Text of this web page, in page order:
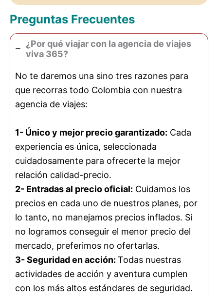
Preguntas Frecuentes
¿Por qué viajar con la agencia de viajes
viva 365?
No te daremos una sino tres razones para
que recorras todo Colombia con nuestra
agencia de viajes:
1- Único y mejor precio garantizado: Cada
experiencia es única, seleccionada
cuidadosamente para ofrecerte la mejor
relación calidad-precio.
2- Entradas al precio oficial: Cuidamos los
precios en cada uno de nuestros planes, por
lo tanto, no manejamos precios inflados. Si
no logramos conseguir el menor precio del
mercado, preferimos no ofertarlas.
3- Seguridad en acción: Todas nuestras
actividades de acción y aventura cumplen
con los más altos estándares de seguridad.